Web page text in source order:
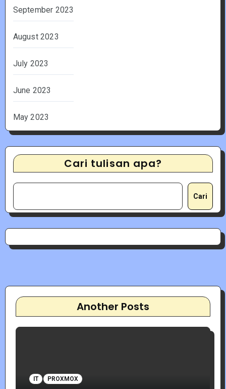
September 2023
August 2023
July 2023
June 2023
May 2023
Cari tulisan apa?
Cari
Another Posts
IT PROXMOX